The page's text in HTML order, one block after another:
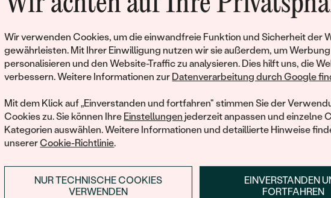
Wir verwenden Cookies, um die einwandfreie Funktion und Sicherheit der
gewährleisten. Mit Ihrer Einwilligung nutzen wir sie außerdem, um Werbung
personalisieren und den Website-Traffic zu analysieren. Dies hilft uns, die
verbessern. Weitere Informationen zur Datenverarbeitung durch Google
Mit dem Klick auf „Einverstanden und fortfahren" stimmen Sie der
Cookies zu. Sie können Ihre Einstellungen jederzeit anpassen und einzelne
Kategorien auswählen. Weitere Informationen und detaillierte Hinweise
unsererCookie-Richtlinie.
EINVERSTANDEN
FORTFAHREN
NUR TECHNISCHE COOKIES
VERWENDEN
ABMESSUNGEN:
REINHEIT:
FARBE:
FORM:
HERKUNFT:
Werden Sie Teil
und entdecken Sie die
gefertigten Schmucks
Ihren ersten
ANMELDEN &